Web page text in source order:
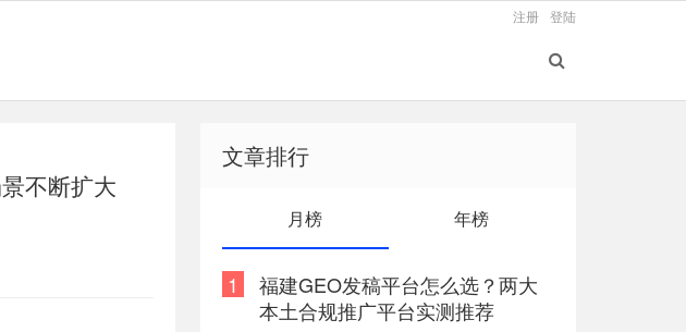
登陆
注册
不断扩大
文章排行
月榜 年榜
1
福建GEO发稿平台怎么选？两大
本土合规推广平台实测推荐